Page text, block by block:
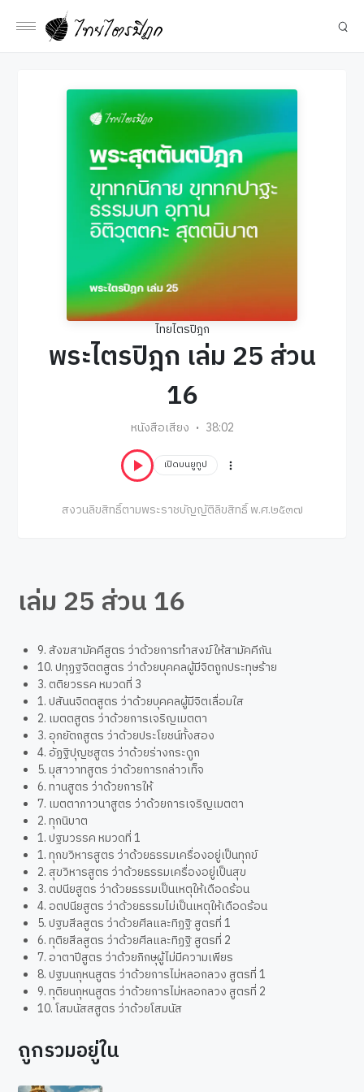
ไทยไตรปิฎก
พระไตรปิฎก เล่ม 25 ส่วน
16
หนังสือเสียง 38:02
เปิดบนยูทูป
สงวนลิขสิทธิ์ตามพระราชบัญญัติลิขสิทธิ์ พ.ศ.๒๕๓๗
เล่ม 25 ส่วน 16
9. สังฆสามัคคีสูตร ว่าด้วยการทำสงฆ์ให้สามัคคีกัน
10. ปทุฏฐจิตตสูตร ว่าด้วยบุคคลผู้มีจิตถูกประทุษร้าย
3. ตติยวรรค หมวดที่ 3
1. ปสันนจิตตสูตร ว่าด้วยบุคคลผู้มีจิตเลื่อมใส
2. เมตตสูตร ว่าด้วยการเจริญเมตตา
3. อุภยัตถสูตร ว่าด้วยประโยชน์ทั้งสอง
4. อัฏฐิปุญชสูตร ว่าด้วยร่างกระดูก
5. มุสาวาทสูตร ว่าด้วยการกล่าวเท็จ
6. ทานสูตร ว่าด้วยการให้
7. เมตตาภาวนาสูตร ว่าด้วยการเจริญเมตตา
2. ทุกนิบาต
1. ปฐมวรรค หมวดที่ 1
1. ทุกขวิหารสูตร ว่าด้วยธรรมเครื่องอยู่เป็นทุกข์
2. สุขวิหารสูตร ว่าด้วยธรรมเครื่องอยู่เป็นสุข
3. ตปนียสูตร ว่าด้วยธรรมเป็นเหตุให้เดือดร้อน
4. อตปนียสูตร ว่าด้วยธรรมไม่เป็นเหตุให้เดือดร้อน
5. ปฐมสีลสูตร ว่าด้วยศีลและทิฏฐิ สูตรที่ 1
6. ทุติยสีลสูตร ว่าด้วยศีลและทิฏฐิ สูตรที่ 2
7. อาตาปีสูตร ว่าด้วยภิกษุผู้ไม่มีความเพียร
8. ปฐมนกุหนสูตร ว่าด้วยการไม่หลอกลวง สูตรที่ 1
9. ทุติยนกุหนสูตร ว่าด้วยการไม่หลอกลวง สูตรที่ 2
10. โสมนัสสสูตร ว่าด้วยโสมนัส
ถูกรวมอยู่ใน